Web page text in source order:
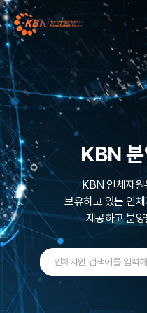
국내
바이오
KBN은 국내 최대
다양한 검체인
수집, 관리 ,
KBN 분
KBN 인체자원
보유하고 있는 인
제공하고 분